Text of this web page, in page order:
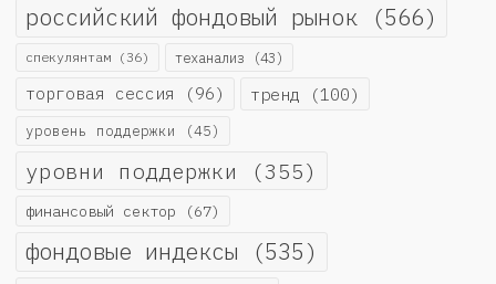
российский фондовый рынок (566)
спекулянтам (36) теханализ (43)
торговая сессия (96) тренд (100)
уровень поддержки (45)
уровни поддержки (355)
финансовый сектор (67)
фондовые индексы (535)